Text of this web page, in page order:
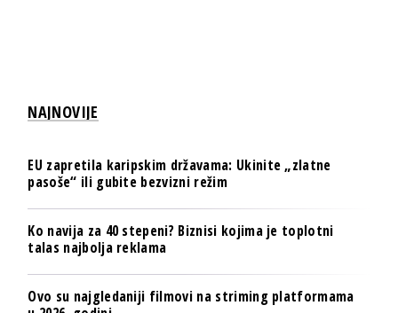
NAJNOVIJE
EU zapretila karipskim državama: Ukinite „zlatne
pasoše“ ili gubite bezvizni režim
Ko navija za 40 stepeni? Biznisi kojima je toplotni
talas najbolja reklama
Ovo su najgledaniji filmovi na striming platformama